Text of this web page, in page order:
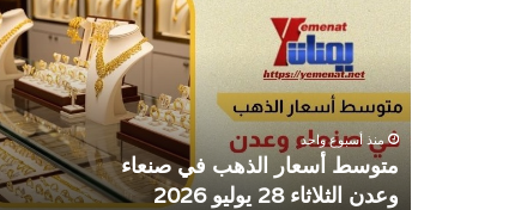
التعامل
مع
منشأتي
صرافةمنذ أسبوع واحد
صنعاء.. البنك المركزي يوقف التعامل مع
منشأتي صرافة